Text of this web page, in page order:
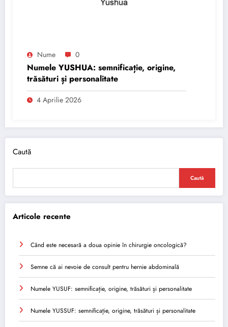
Nume 0
Numele YUSHUA: semnificație, origine,
trăsături și personalitate
4 Aprilie 2026
Caută
Caută
Articole recente
Când este necesară a doua opinie în chirurgie oncologică?
Semne că ai nevoie de consult pentru hernie abdominală
Numele YUSUF: semnificație, origine, trăsături și personalitate
Numele YUSSUF: semnificație, origine, trăsături și personalitate